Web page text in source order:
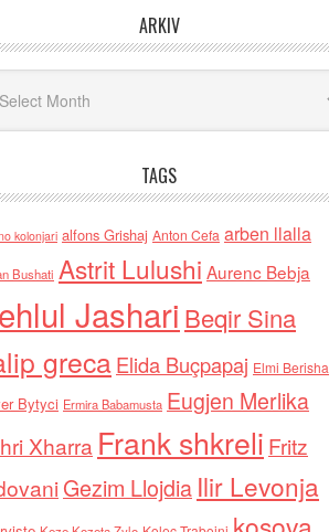
ARKIV
TAGS
kolonjari alfons Grishaj Anton Cefa arben llalla
Bushati Astrit Lulushi Aurenc Bebja
Jashari Beqir Sina
grecaElida Buçpapaj Elmi Berisha
Bytyci Ermira Babamusta Eugjen Merlika
Xharra Frank shkreli Fritz
Gezim Llojdia Ilir Levonja